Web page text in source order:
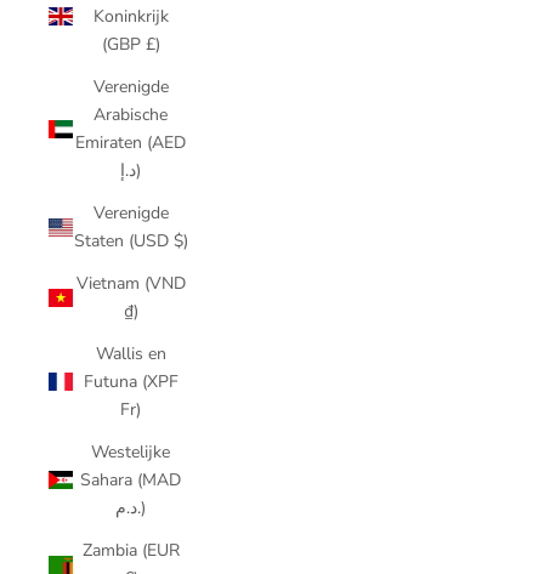
Koninkrijk
(GBP £)
Verenigde
Arabische
Emiraten (AED
د.إ)
Verenigde
Staten (USD $)
Vietnam (VND
₫)
Wallis en
Futuna (XPF
Fr)
Westelijke
Sahara (MAD
د.م.)
Zambia (EUR